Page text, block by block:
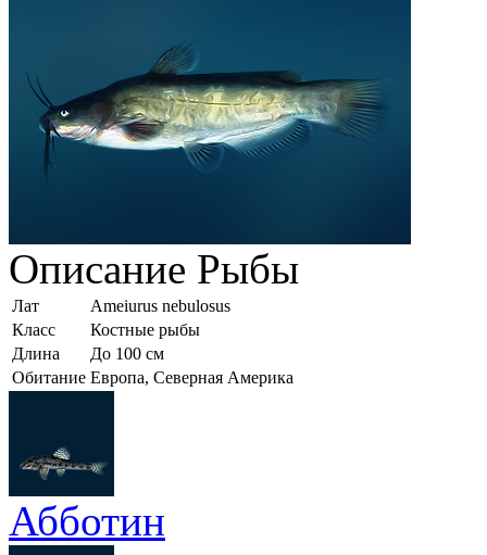
Описание Рыбы
Лат
Ameiurus nebulosus
Класс
Костные рыбы
Длина
До 100 см
Обитание Европа, Северная Америка
Абботин